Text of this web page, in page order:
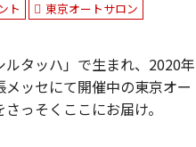
ト 東京オートサロン
ルタッハ」で生まれ、2020
メッセにて開催中の東京オ
っそくここにお届け。